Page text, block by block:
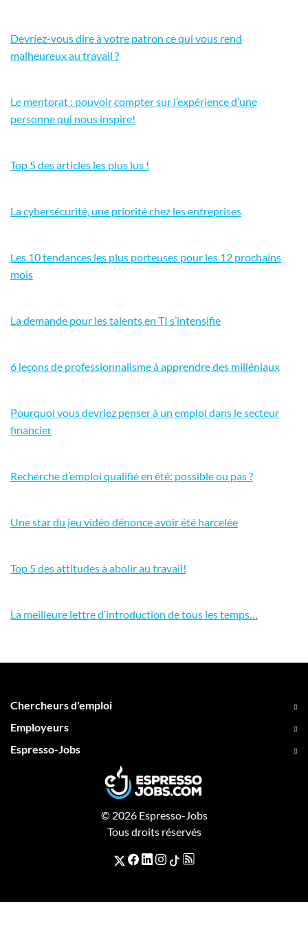
Devriez-vous dire à votre patron ce qui vous rend
malheureux au travail ?
Le mentorat : pouvoir compter sur l’expérience d’une
personne qui nous inspire!
Top 5 des articles les plus lus !
La cybersécurité, une priorité chez les entreprises
Les 10 tendances les plus porteuses pour les 12 prochains
mois
La demande pour les talents en TI s’intensifie
6 leçons de professionnalisme à apprendre des milléniaux
Pourquoi vous devriez penser à un emploi dans le secteur
financier
Recherche d’emploi qualifié en été: possible ou pas ?
Une star du jeu vidéo dénonce avoir été harcelée
Top 5 des attitudes à abolir au travail!
La meilleure lettre d’introduction de tous les temps…
Chercheurs d'emploi
Employeurs
Espresso-Jobs
© 2026 Espresso-Jobs
Tous droits réservés